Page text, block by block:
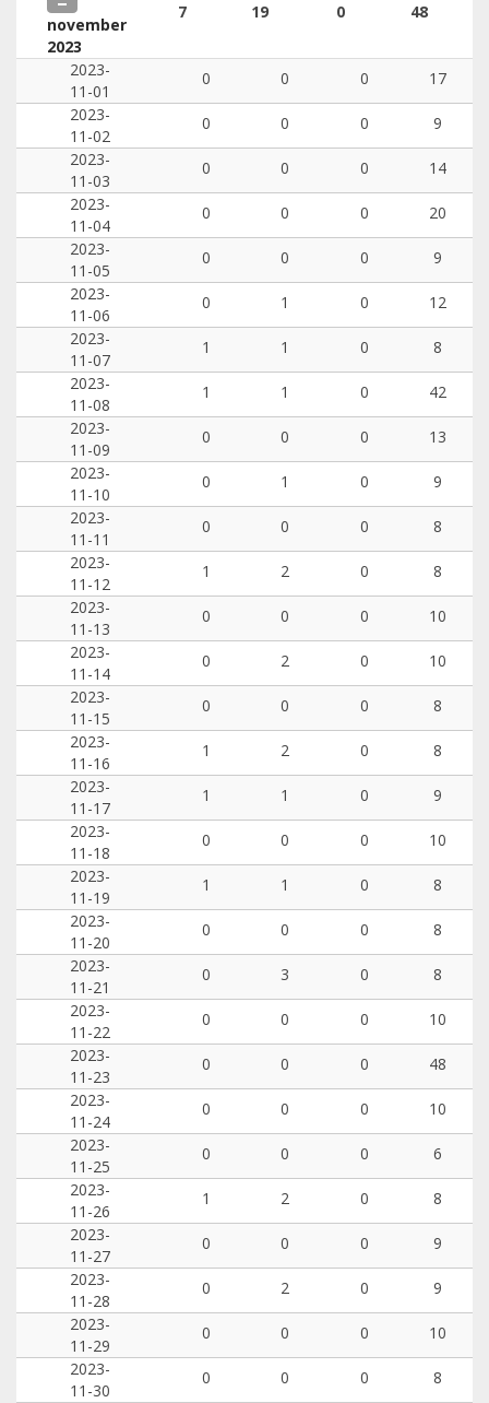
november
2023
7 19 0 48
2023-
11-01
0 0 0
17
2023-
11-02
0 0 0
9
2023-
11-03
0 0 0
14
2023-
11-04
0 0 0
20
2023-
11-05
0 0 0
9
2023-
11-06
0 1 0
12
2023-
11-07
1 1 0
8
2023-
11-08
1 1 0
42
2023-
11-09
0 0 0
13
2023-
11-10
0 1 0
9
2023-
11-11
0 0 0
8
2023-
11-12
1 2 0
8
2023-
11-13
0 0 0
10
2023-
11-14
0 2 0
10
2023-
11-15
0 0 0
8
2023-
11-16
1 2 0
8
2023-
11-17
1 1 0
9
2023-
11-18
0 0 0
10
2023-
11-19
1 1 0
8
2023-
11-20
0 0 0
8
2023-
11-21
0 3 0
8
2023-
11-22
0 0 0
10
2023-
11-23
0 0 0
48
2023-
11-24
0 0 0
10
2023-
11-25
0 0 0
6
2023-
11-26
1 2 0
8
2023-
11-27
0 0 0
9
2023-
11-28
0 2 0
9
2023-
11-29
0 0 0
10
2023-
11-30
0 0 0 8